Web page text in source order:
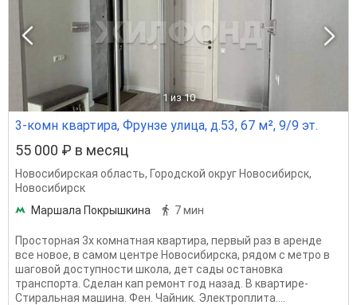
1 из 10
3-комн квартира, Фрунзе улица, д.53, 67 м², 9/9 эт.
55 000 ₽ в месяц
Новосибирская область, Городской округ Новосибирск,
Новосибирск
Маршала Покрышкина
7 мин
Просторная 3х комнатная квартира, первый раз в аренде
все новое, в самом центре Новосибирска, рядом с метро в
шаговой доступности школа, дет сады остановка
транспорта. Сделан кап ремонт год назад. В квартире-
Стиральная машина. Фен. Чайник. Электроплита....